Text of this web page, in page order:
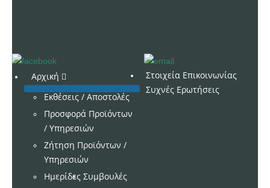
Αρχική
Εκθέσεις / Αποστολές
Προσφορά Προϊόντων
/ Υπηρεσιών
Ζήτηση Προϊόντων /
Υπηρεσιών
Ημερίδες Συμβουλές
Στοιχεία Επικοινωνίας
Συχνές Ερωτήσεις